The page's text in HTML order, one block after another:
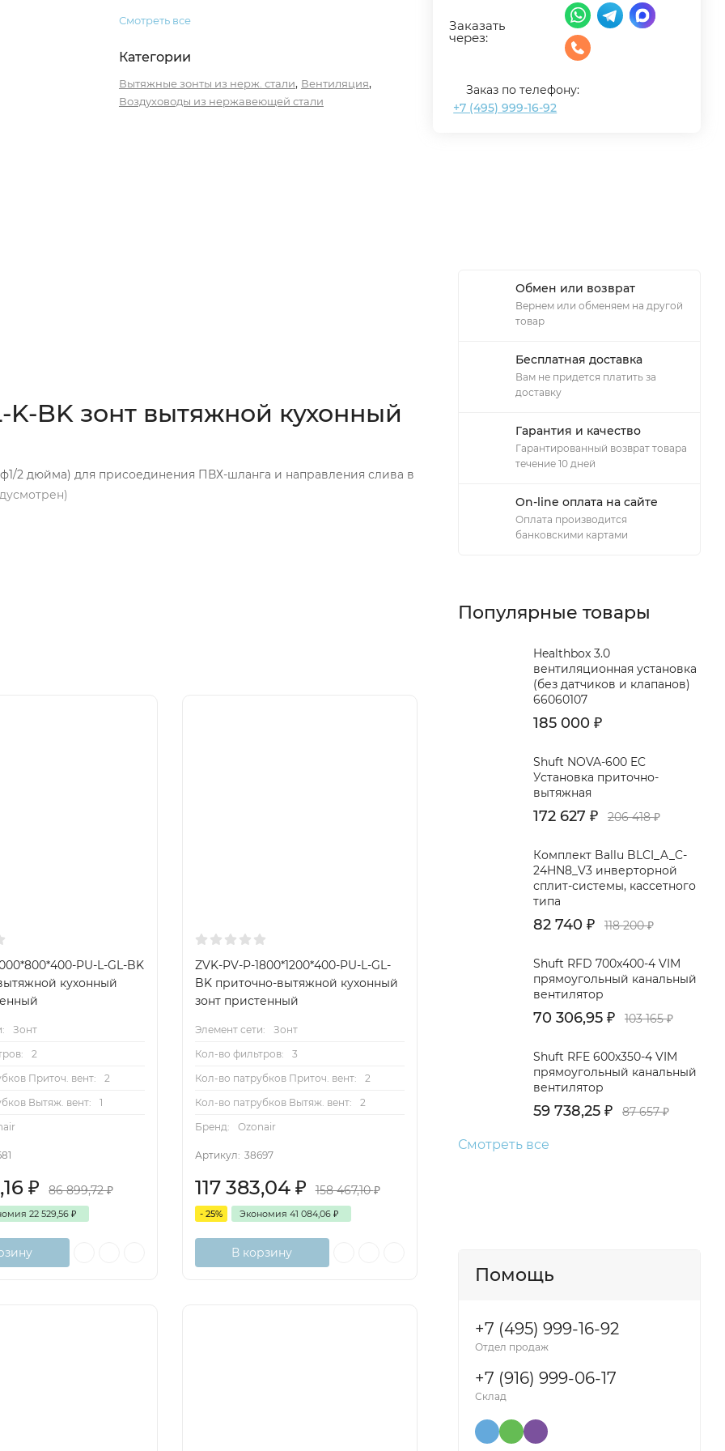
Смотреть все
Категории
Вытяжные зонты из нерж. стали, Вентиляция,
Воздуховоды из нержавеющей стали
Заказать
через:
Заказ по телефону:
+7 (495) 999-16-92
K-BK зонт вытяжной кухонный
2 дюйма) для присоединения ПВХ-шланга и направления слива в
PU-L-GL-BK
кухонный
Зонт
2
Приточ. вент:
2
Вытяж. вент:
1
₽ 86 899,72₽
22 529,56₽
ZVK-PV-P-1800*1200*400-PU-L-GL-
BK приточно-вытяжной кухонный
зонт пристенный
Элемент сети:
Зонт
Кол-во фильтров:
3
Кол-во патрубков Приточ. вент:
2
Кол-во патрубков Вытяж. вент:
2
Бренд:
Ozonair
Артикул: 38697
117 383,04 ₽ 158 467,10₽
- 25% Экономия 41 084,06 ₽
В корзину
Обмен или возврат
Вернем или обменяем на другой
товар
Бесплатная доставка
Вам не придется платить за
доставку
Гарантия и качество
Гарантированный возврат товара
течение 10 дней
On-line оплата на сайте
Оплата производится
банковскими картами
Популярные товары
Healthbox 3.0
вентиляционная установка
(без датчиков и клапанов)
66060107
185 000 ₽
Shuft NOVA-600 EC
Установка приточно-
вытяжная
172 627 ₽ 206 418₽
Комплект Ballu BLCI_A_C-
24HN8_V3 инверторной
сплит-системы, кассетного
типа
82 740 ₽ 118 200₽
Shuft RFD 700x400-4 VIM
прямоугольный канальный
вентилятор
70 306,95 ₽ 103 165₽
Shuft RFE 600x350-4 VIM
прямоугольный канальный
вентилятор
59 738,25 ₽ 87 657₽
Смотреть все
Помощь
+7 (495) 999-16-92
Отдел продаж
+7 (916) 999-06-17
Склад